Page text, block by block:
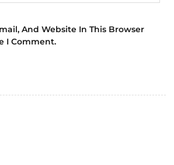
And Website In This Browser
I Comment.